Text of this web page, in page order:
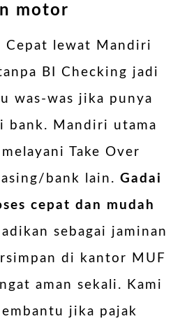
motor
Cepat lewat Mandiri
BI Checking jadi
was-was jika punya
bank. Mandiri utama
Take Over
bank lain. Gadai
cepat dan mudah
sebagai jaminan
di kantor MUF
aman sekali. Kami
jika pajak